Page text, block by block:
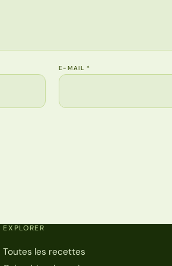
E-MAIL*
EXPLORER
Toutes les recettes